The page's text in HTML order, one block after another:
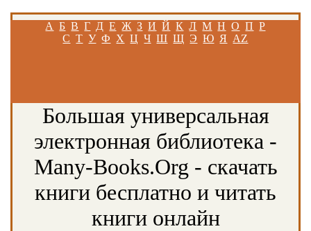
А Б В Г Д Е Ж З И Й К Л М Н О П Р
С Т У Ф Х Ц Ч Ш Щ Э Ю Я AZ
Большая универсальная
электронная библиотека -
Many-Books.Org - скачать
книги бесплатно и читать
книги онлайн